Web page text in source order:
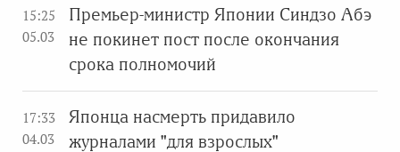
15:25
05.03
Премьер-министр Японии Синдзо Абэ
не покинет пост после окончания
срока полномочий
17:33
04.03
Японца насмерть придавило
журналами "для взрослых"